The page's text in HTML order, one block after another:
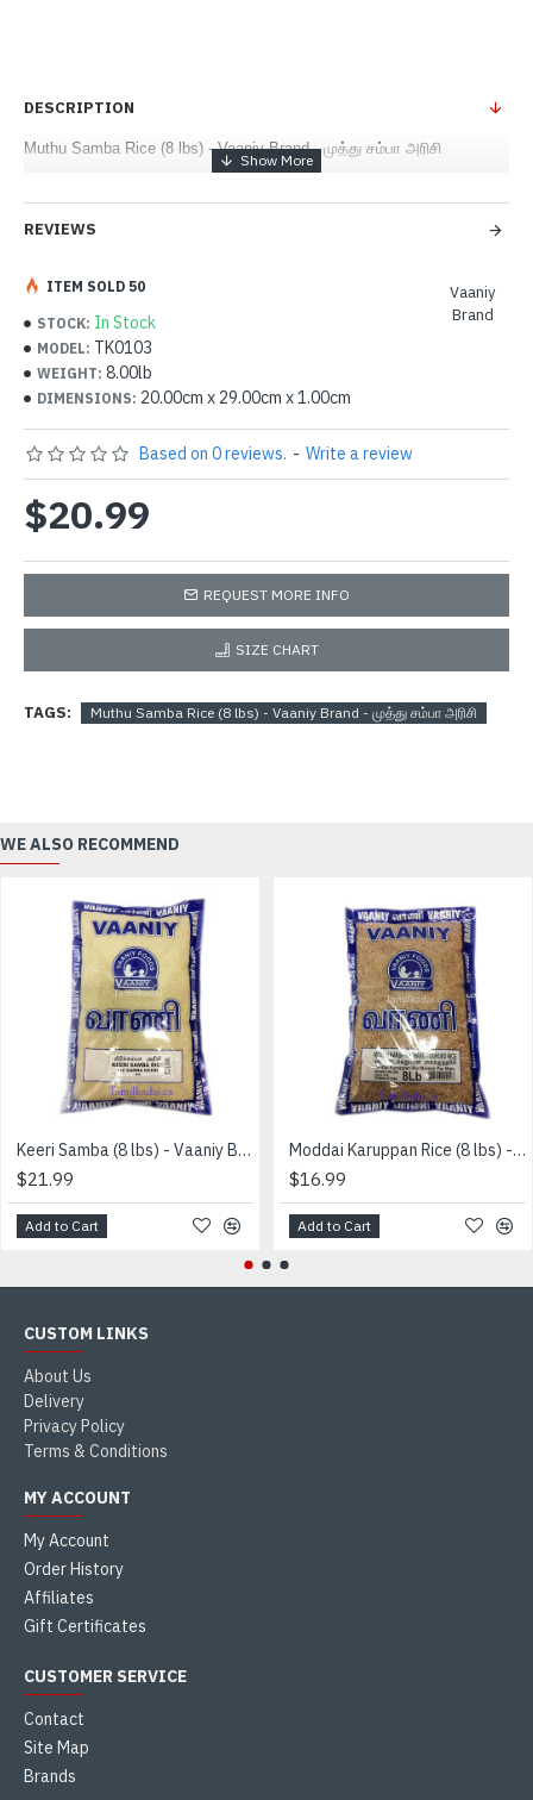
DESCRIPTION
Muthu Samba Rice (8 lbs) - Vaaniy Brand - முத்து சம்பா அரிசி
REVIEWS
STOCK: In Stock
MODEL: TK0103
WEIGHT: 8.00lb
DIMENSIONS: 20.00cm x 29.00cm x 1.00cm
Vaaniy
Brand
ITEM SOLD 50
Based on 0 reviews. - Write a review
$20.99
REQUEST MORE INFO
SIZE CHART
TAGS: Muthu Samba Rice (8 lbs) - Vaaniy Brand - முத்து சம்பா அரிசி
WE ALSO RECOMMEND
Keeri Samba (8 lbs) - Vaaniy Brand - கீரி சம்பா அரிசி
$21.99
Add to Cart
Moddai Karuppan Rice (8 lbs) - Vaaniy Brand - மொட்டை கறுப்பன் அரிசி
$16.99
Add to Cart
CUSTOM LINKS
About Us
Delivery
Privacy Policy
Terms & Conditions
MY ACCOUNT
My Account
Order History
Affiliates
Gift Certificates
CUSTOMER SERVICE
Contact
Site Map
Brands